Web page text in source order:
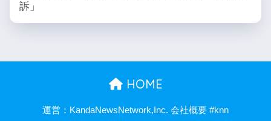
訴」
HOME
運営：KandaNewsNetwork,Inc. 会社概要 #knn